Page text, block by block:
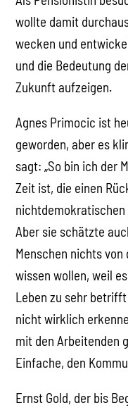
wollte damit
wecken und
und die Bedeutung
Zukunft aufzeigen.
Agnes Primocic ist
geworden, aber es
sagt: „So bin ich der
Zeit ist, die einen
nichtdemokratischen
Aber sie schätzte
Menschen nichts
wissen wollen, weil
Leben zu sehr
nicht wirklich
mit den Arbeitenden
Einfache, den
Ernst Gold, der bis